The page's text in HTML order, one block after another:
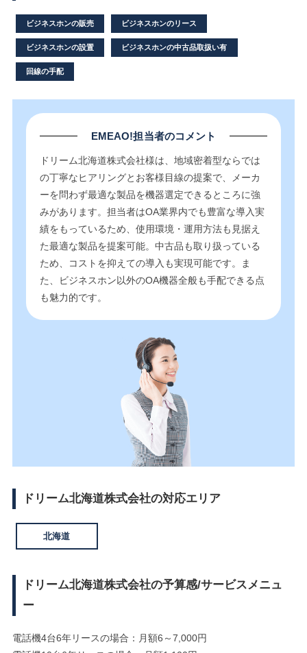
ビジネスホンの販売 ビジネスホンのリース
ビジネスホンの設置 ビジネスホンの中古品取扱い有
回線の手配
EMEAO!担当者のコメント
ドリーム北海道株式会社様は、地域密着型ならでは
の丁寧なヒアリングとお客様目線の提案で、メーカ
ーを問わず最適な製品を機器選定できるところに強
みがあります。担当者はOA業界内でも豊富な導入実
績をもっているため、使用環境・運用方法も見据え
た最適な製品を提案可能。中古品も取り扱っている
ため、コストを抑えての導入も実現可能です。ま
た、ビジネスホン以外のOA機器全般も手配できる点
も魅力的です。
ドリーム北海道株式会社の対応エリア
北海道
ドリーム北海道株式会社の予算感/サービスメニュ
ー
電話機4台6年リースの場合：月額6～7,000円